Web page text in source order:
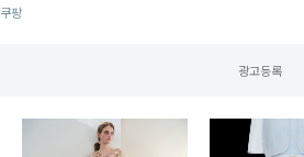
쿠팡
광고등록